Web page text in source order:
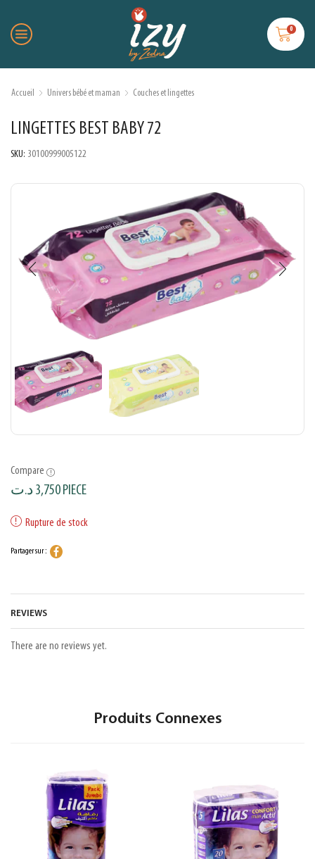
0
Accueil Univers bébé et maman Couches et lingettes
LINGETTES BEST BABY 72
SKU: 30100999005122
Compare
3,750د.ت PIECE
Rupture de stock
Partager sur :
REVIEWS
There are no reviews yet.
Produits Connexes